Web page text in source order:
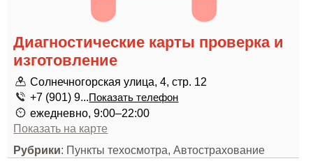
Диагностические карты проверка и
изготовление
Солнечногорская улица, 4, стр. 12
+7 (901) 9...Показать телефон
ежедневно, 9:00–22:00
Показать на карте
Рубрики: Пункты техосмотра, Автострахование